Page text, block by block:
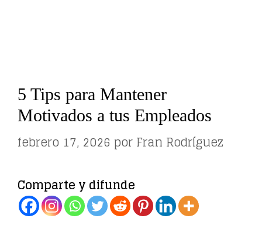
5 Tips para Mantener
Motivados a tus Empleados
febrero 17, 2026 porFran Rodríguez
Comparte y difunde